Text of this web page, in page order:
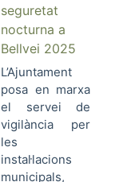
seguretat
nocturna a
Bellvei 2025
L’Ajuntament
posa en marxa
el servei de
vigilància per
les
instal·lacions
municipals,